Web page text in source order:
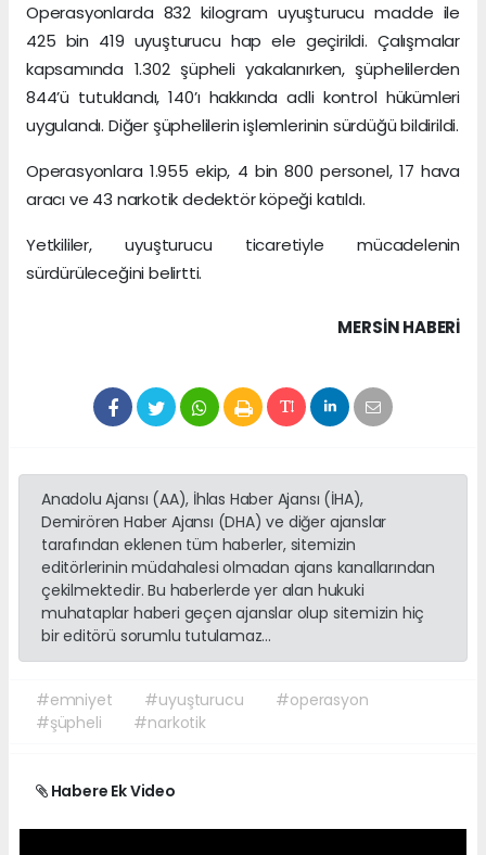
Operasyonlarda 832 kilogram uyuşturucu madde ile
425 bin 419 uyuşturucu hap ele geçirildi. Çalışmalar
kapsamında 1.302 şüpheli yakalanırken, şüphelilerden
844’ü tutuklandı, 140’ı hakkında adli kontrol hükümleri
uygulandı. Diğer şüphelilerin işlemlerinin sürdüğü bildirildi.
Operasyonlara 1.955 ekip, 4 bin 800 personel, 17 hava
aracı ve 43 narkotik dedektör köpeği katıldı.
Yetkililer, uyuşturucu ticaretiyle mücadelenin
sürdürüleceğini belirtti.
MERSIN HABERİ
Anadolu Ajansı (AA), İhlas Haber Ajansı (İHA),
Demirören Haber Ajansı (DHA) ve diğer ajanslar
tarafından eklenen tüm haberler, sitemizin
editörlerinin müdahalesi olmadan ajans kanallarından
çekilmektedir. Bu haberlerde yer alan hukuki
muhataplar haberi geçen ajanslar olup sitemizin hiç
bir editörü sorumlu tutulamaz...
#emniyet #uyuşturucu
#operasyon
#şüpheli
#narkotik
Habere Ek Video